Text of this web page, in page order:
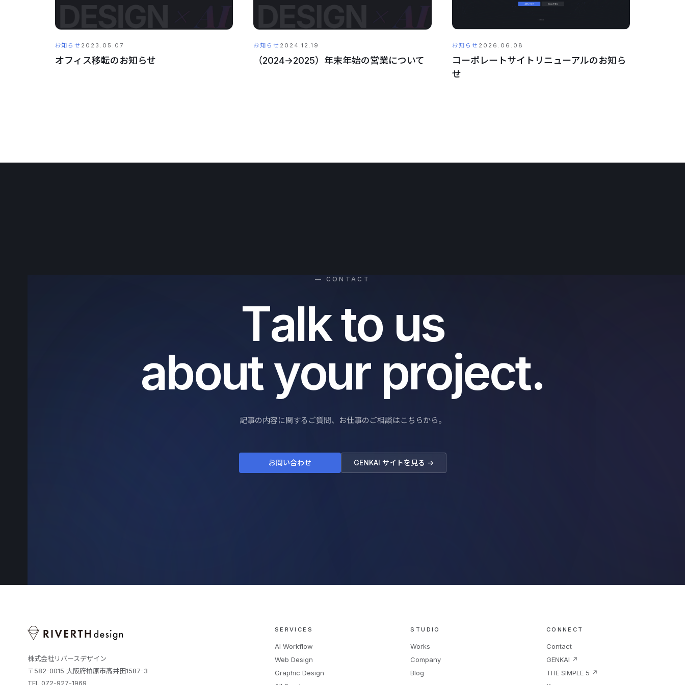
お知らせ 2023.05.07
オフィス移転のお知らせ
お知らせ 2024.12.19
（2024→2025）年末年始の営業について
お知らせ 2026.06.08
コーポレートサイトリニューアルのお知ら
せ
— CONTACT
Talkto us
aboutyour project.
記事の内容に関するご質問、お仕事のご相談はこちらから。
お問い合わせ GENKAI サイトを見る →
株式会社リバースデザイン
〒582-0015 大阪府柏原市高井田1587-3
TEL 072-927-1969
SERVICES
AI Workflow
Web Design
Graphic Design
STUDIO
Works
Company
Blog
CONNECT
Contact
GENKAI ↗
THE SIMPLE 5 ↗